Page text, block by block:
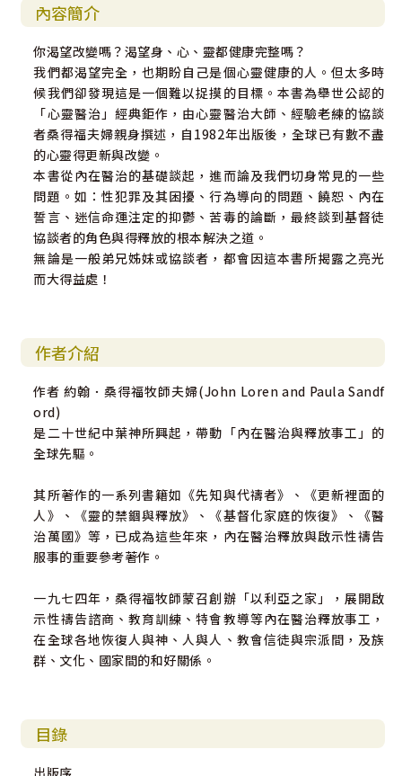
內容簡介
你渴望改變嗎？渴望身、心、靈都健康完整嗎？
我們都渴望完全，也期盼自己是個心靈健康的人。但太多時
候我們卻發現這是一個難以捉摸的目標。本書為舉世公認的
「心靈醫治」經典鉅作，由心靈醫治大師、經驗老練的協談
者桑得福夫婦親身撰述，自1982年出版後，全球已有數不盡
的心靈得更新與改變。
本書從內在醫治的基礎談起，進而論及我們切身常見的一些
問題。如：性犯罪及其困擾、行為導向的問題、饒恕、內在
誓言、迷信命運注定的抑鬱、苦毒的論斷，最終談到基督徒
協談者的角色與得釋放的根本解決之道。
無論是一般弟兄姊妹或協談者，都會因這本書所揭露之亮光
而大得益處！
作者介紹
作者 約翰．桑得福牧師夫婦(John Loren and Paula Sandf
ord)
是二十世紀中葉神所興起，帶動「內在醫治與釋放事工」的
全球先驅。
其所著作的一系列書籍如《先知與代禱者》、《更新裡面的
人》、《靈的禁錮與釋放》、《基督化家庭的恢復》、《醫
治萬國》等，已成為這些年來，內在醫治釋放與啟示性禱告
服事的重要參考著作。
一九七四年，桑得福牧師蒙召創辦「以利亞之家」，展開啟
示性禱告諮商、教育訓練、特會教導等內在醫治釋放事工，
在全球各地恢復人與神、人與人、教會信徒與宗派間，及族
群、文化、國家間的和好關係。
目錄